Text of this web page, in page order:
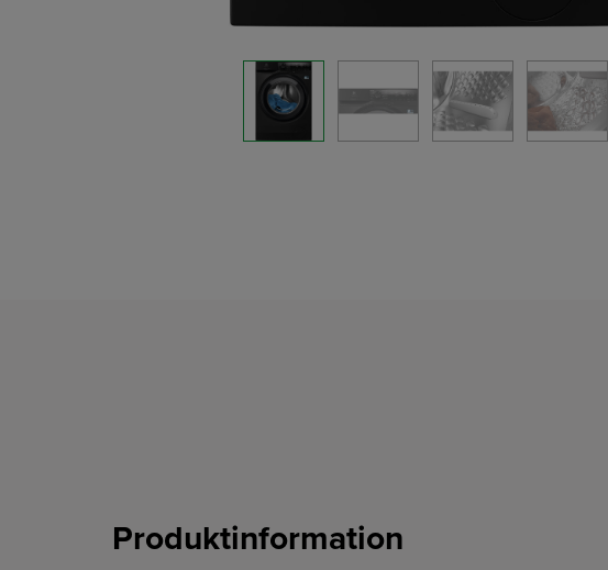
Produktinformation